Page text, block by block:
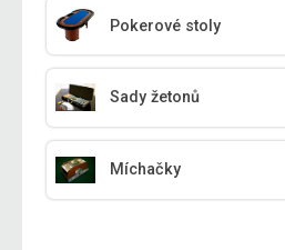
Pokerové stoly
Sady žetonů
Míchačky